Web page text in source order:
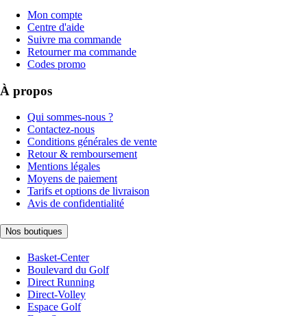
Mon compte
Centre d'aide
Suivre ma commande
Retourner ma commande
Codes promo
À propos
Qui sommes-nous ?
Contactez-nous
Conditions générales de vente
Retour & remboursement
Mentions légales
Moyens de paiement
Tarifs et options de livraison
Avis de confidentialité
Nos boutiques
Basket-Center
Boulevard du Golf
Direct Running
Direct-Volley
Espace Golf